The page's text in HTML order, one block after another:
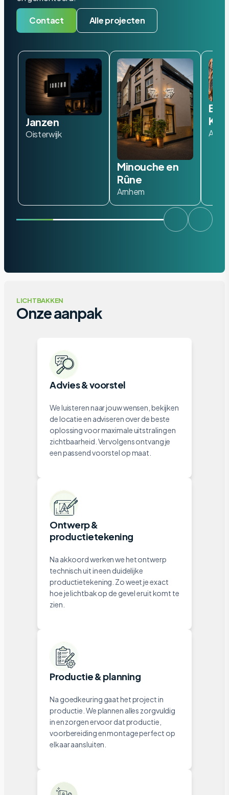
Contact Alle projecten
Janzen
Oisterwijk
Minouche en
Rûne
Arnhem
LICHTBAKKEN
Onze aanpak
Advies & voorstel
We luisteren naar jouw wensen, bekijken
de locatie en adviseren over de beste
oplossing voor maximale uitstraling en
zichtbaarheid. Vervolgens ontvang je
een passend voorstel op maat.
Ontwerp &
productietekening
Na akkoord werken we het ontwerp
technisch uit in een duidelijke
productietekening. Zo weet je exact
hoe je lichtbak op de gevel eruit komt te
zien.
Productie & planning
Na goedkeuring gaat het project in
productie. We plannen alles zorgvuldig
in en zorgen ervoor dat productie,
voorbereiding en montage perfect op
elkaar aansluiten.